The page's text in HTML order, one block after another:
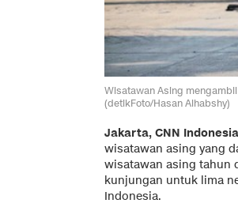
Wisatawan Asing
(detikFoto/Hasan Alhabshy)
Jakarta, CNN Indonesia
wisatawan asing yang
wisatawan asing tahun
kunjungan untuk lima
Indonesia.